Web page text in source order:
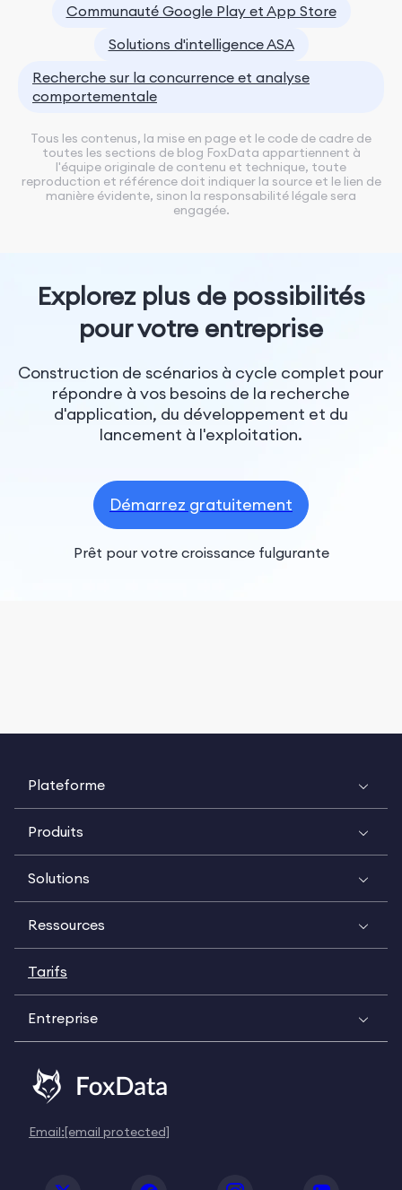
Communauté Google Play et App Store
Solutions d'intelligence ASA
Recherche sur la concurrence et analyse
comportementale
Tous les contenus, la mise en page et le code de cadre de
toutes les sections de blog FoxData appartiennent à
l'équipe originale de contenu et technique, toute
reproduction et référence doit indiquer la source et le lien de
manière évidente, sinon la responsabilité légale sera
engagée.
Explorez plus de possibilités
pour votre entreprise
Construction de scénarios à cycle complet pour
répondre à vos besoins de la recherche
d'application, du développement et du
lancement à l'exploitation.
Démarrez gratuitement
Prêt pour votre croissance fulgurante
Plateforme
Produits
Solutions
Ressources
Tarifs
Entreprise
Email:[email protected]